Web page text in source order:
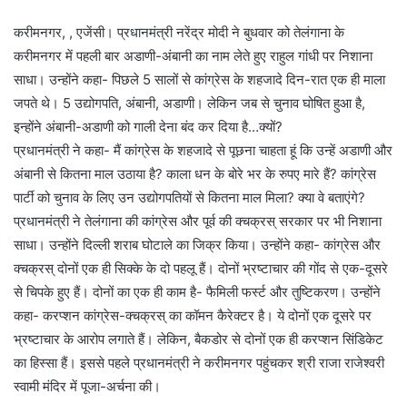
करीमनगर, , एजेंसी। प्रधानमंत्री नरेंद्र मोदी ने बुधवार को तेलंगाना के
करीमनगर में पहली बार अडाणी-अंबानी का नाम लेते हुए राहुल गांधी पर निशाना
साधा। उन्होंने कहा- पिछले 5 सालों से कांग्रेस के शहजादे दिन-रात एक ही माला
जपते थे। 5 उद्योगपति, अंबानी, अडाणी। लेकिन जब से चुनाव घोषित हुआ है,
इन्होंने अंबानी-अडाणी को गाली देना बंद कर दिया है…क्यों?
प्रधानमंत्री ने कहा- मैं कांग्रेस के शहजादे से पूछना चाहता हूं कि उन्हें अडाणी और
अंबानी से कितना माल उठाया है? काला धन के बोरे भर के रुपए मारे हैं? कांग्रेस
पार्टी को चुनाव के लिए उन उद्योगपतियों से कितना माल मिला? क्या वे बताएंगे?
प्रधानमंत्री ने तेलंगाना की कांग्रेस और पूर्व की क्चक्रस् सरकार पर भी निशाना
साधा। उन्होंने दिल्ली शराब घोटाले का जिक्र किया। उन्होंने कहा- कांग्रेस और
क्चक्रस् दोनों एक ही सिक्के के दो पहलू हैं। दोनों भ्रष्टाचार की गोंद से एक-दूसरे
से चिपके हुए हैं। दोनों का एक ही काम है- फैमिली फर्स्ट और तुष्टिकरण। उन्होंने
कहा- करप्शन कांग्रेस-क्चक्रस् का कॉमन कैरेक्टर है। ये दोनों एक दूसरे पर
भ्रष्टाचार के आरोप लगाते हैं। लेकिन, बैकडोर से दोनों एक ही करप्शन सिंडिकेट
का हिस्सा हैं। इससे पहले प्रधानमंत्री ने करीमनगर पहुंचकर श्री राजा राजेश्वरी
स्वामी मंदिर में पूजा-अर्चना की।